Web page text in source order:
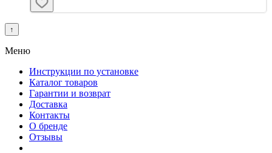
↑
Меню
Инструкции по установке
Каталог товаров
Гарантии и возврат
Доставка
Контакты
О бренде
Отзывы